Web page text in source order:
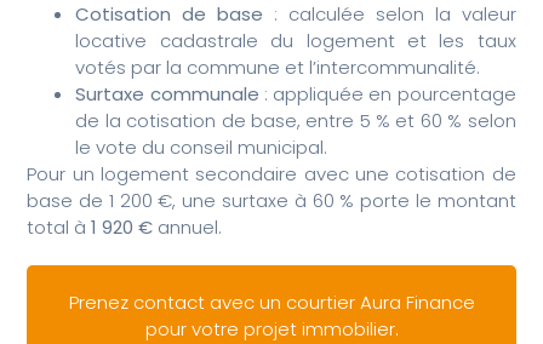
Cotisation de base : calculée selon la valeur
locative cadastrale du logement et les taux
votés par la commune et l’intercommunalité.
Surtaxe communale : appliquée en pourcentage
de la cotisation de base, entre 5 % et 60 % selon
le vote du conseil municipal.
Pour un logement secondaire avec une cotisation de
base de 1 200 €, une surtaxe à 60 % porte le montant
total à1 920 € annuel.
Prenez contact avec un courtier Aura Finance
pour votre projet immobilier.